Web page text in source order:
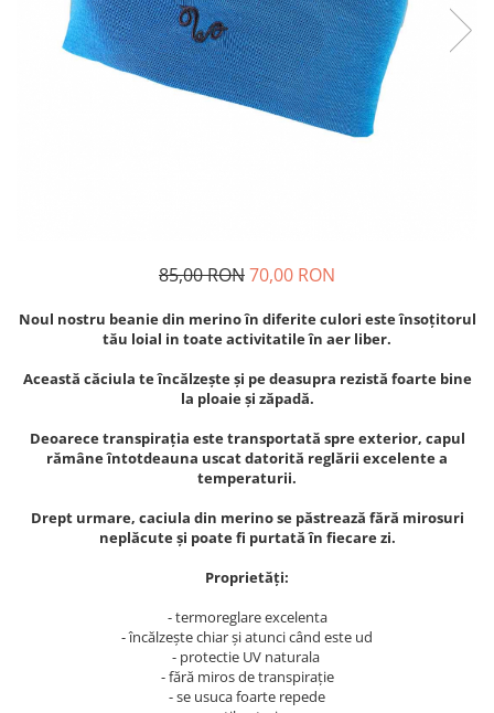
Bețișoare Chakra
Ceai Chakra
Colonie Chakra
Ulei pentru Masaj Chakra
Bețișoarele lui Marco Polo
Bețișoare Tradiționale
Bețișoare pentru Reiki
Suporturi pentru Bețișoare
Tulsi
Accesorii pentru Ceai
Împotriva Insectelor
85,00 RON70,00 RON
Noul nostru beanie din merino în diferite culori este însoțitorul
tău loial in toate activitatile în aer liber.
Această căciula te încălzește și pe deasupra rezistă foarte bine
la ploaie și zăpadă.
Deoarece transpirația este transportată spre exterior, capul
rămâne întotdeauna uscat datorită reglării excelente a
temperaturii.
Drept urmare, caciula din merino se păstrează fără mirosuri
neplăcute și poate fi purtată în fiecare zi.
Proprietăți:
- termoreglare excelenta
- încălzește chiar și atunci când este ud
- protectie UV naturala
- fără miros de transpirație
- se usuca foarte repede